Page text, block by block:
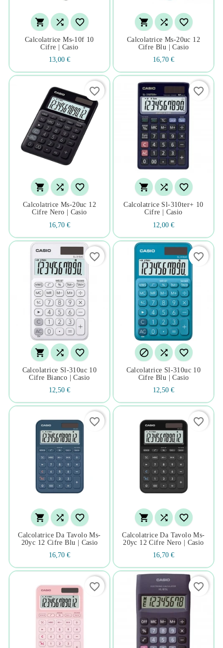
  
Calcolatrice Ms-10f 10
Cifre | Casio
13,00 €
  
Calcolatrice Ms-20uc 12
Cifre Blu | Casio
16,70 €
  
Calcolatrice Ms-20uc 12
Cifre Nero | Casio
16,70 €
favorite_border
  
Calcolatrice Sl-310ter+ 10
Cifre | Casio
12,00 €
favorite_border
  
Calcolatrice Sl-310uc 10
Cifre Bianco | Casio
12,50 €
favorite_border
  
Calcolatrice Sl-310uc 10
Cifre Blu | Casio
12,50 €
favorite_border
  
Calcolatrice Da Tavolo Ms-
20yc 12 Cifre Blu | Casio
16,70 €
favorite_border
  
Calcolatrice Da Tavolo Ms-
20yc 12 Cifre Nero | Casio
16,70 €
favorite_border
favorite_border favorite_border